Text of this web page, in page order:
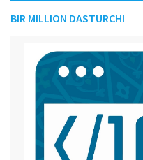
BIR MILLION DASTURCHI